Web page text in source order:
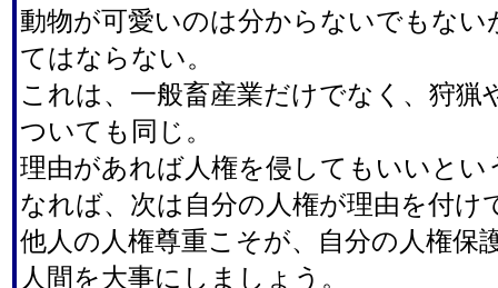
動物が可愛いのは分からないでもない
てはならない。
これは、一般畜産業だけでなく、狩猟
ついても同じ。
理由があれば人権を侵してもいいとい
なれば、次は自分の人権が理由を付け
他人の人権尊重こそが、自分の人権保
人間を大事にしましょう。